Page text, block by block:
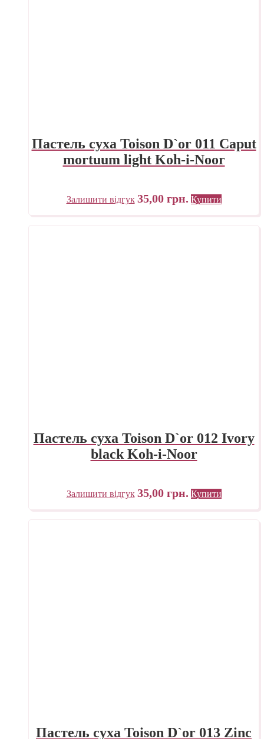
Пастель суха Toison D`or 011 Caput
mortuum light Koh-i-Noor
Залишити відгук 35,00 грн. Купити
Пастель суха Toison D`or 012 Ivory
black Koh-i-Noor
Залишити відгук 35,00 грн. Купити
Пастель суха Toison D`or 013 Zinc